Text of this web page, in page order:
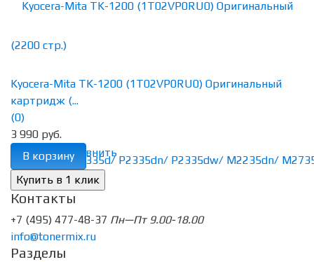
избранное сравнить
Kyocera-Mita TK-1200 (1T02VP0RU0) Оригинальный
картридж (...
(0)
3 990 руб.
В корзину
Контакты
+7 (495) 477-48-37 Пн—Пт 9.00-18.00
info@tonermix.ru
Разделы